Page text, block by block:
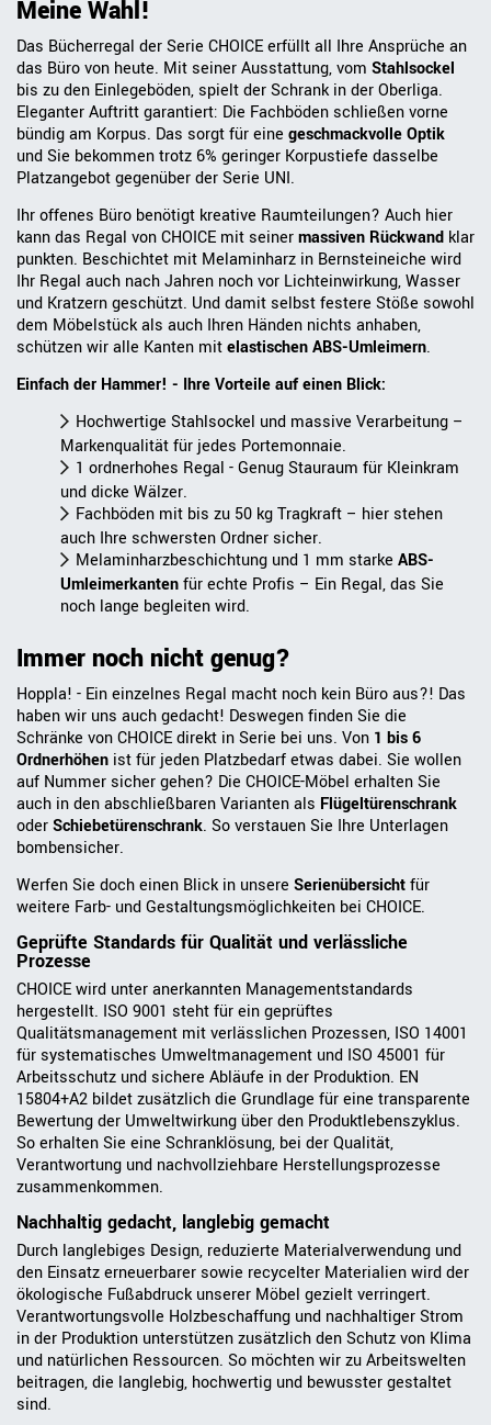
Meine Wahl!
Das Bücherregal der Serie CHOICE erfüllt all Ihre Ansprüche an
das Büro von heute. Mit seiner Ausstattung, vom Stahlsockel
bis zu den Einlegeböden, spielt der Schrank in der Oberliga.
Eleganter Auftritt garantiert: Die Fachböden schließen vorne
bündig am Korpus. Das sorgt für eine geschmackvolle Optik
und Sie bekommen trotz 6% geringer Korpustiefe dasselbe
Platzangebot gegenüber der Serie UNI.
Ihr offenes Büro benötigt kreative Raumteilungen? Auch hier
kann das Regal von CHOICE mit seinermassiven Rückwand klar
punkten. Beschichtet mit Melaminharz in Bernsteineiche wird
Ihr Regal auch nach Jahren noch vor Lichteinwirkung, Wasser
und Kratzern geschützt. Und damit selbst festere Stöße sowohl
dem Möbelstück als auch Ihren Händen nichts anhaben,
schützen wir alle Kanten mitelastischen ABS-Umleimern.
Einfach der Hammer! - Ihre Vorteile auf einen Blick:
Hochwertige Stahlsockel und massive Verarbeitung –
Markenqualität für jedes Portemonnaie.
1 ordnerhohes Regal - Genug Stauraum für Kleinkram
und dicke Wälzer.
Fachböden mit bis zu 50 kg Tragkraft – hier stehen
auch Ihre schwersten Ordner sicher.
Melaminharzbeschichtung und 1 mm starke ABS-
Umleimerkantenfür echte Profis – Ein Regal, das Sie
noch lange begleiten wird.
Immer noch nicht genug?
Hoppla! - Ein einzelnes Regal macht noch kein Büro aus?! Das
haben wir uns auch gedacht! Deswegen finden Sie die
Schränke von CHOICE direkt in Serie bei uns. Von 1 bis 6
Ordnerhöhen ist für jeden Platzbedarf etwas dabei. Sie wollen
auf Nummer sicher gehen? Die CHOICE-Möbel erhalten Sie
auch in den abschließbaren Varianten als Flügeltürenschrank
oderSchiebetürenschrank. So verstauen Sie Ihre Unterlagen
bombensicher.
Werfen Sie doch einen Blick in unsere Serienübersichtfür
weitere Farb- und Gestaltungsmöglichkeiten bei CHOICE.
Geprüfte Standards für Qualität und verlässliche
Prozesse
CHOICE wird unter anerkannten Managementstandards
hergestellt. ISO 9001 steht für ein geprüftes
Qualitätsmanagement mit verlässlichen Prozessen, ISO 14001
für systematisches Umweltmanagement und ISO 45001 für
Arbeitsschutz und sichere Abläufe in der Produktion. EN
15804+A2 bildet zusätzlich die Grundlage für eine transparente
Bewertung der Umweltwirkung über den Produktlebenszyklus.
So erhalten Sie eine Schranklösung, bei der Qualität,
Verantwortung und nachvollziehbare Herstellungsprozesse
zusammenkommen.
Nachhaltig gedacht, langlebig gemacht
Durch langlebiges Design, reduzierte Materialverwendung und
den Einsatz erneuerbarer sowie recycelter Materialien wird der
ökologische Fußabdruck unserer Möbel gezielt verringert.
Verantwortungsvolle Holzbeschaffung und nachhaltiger Strom
in der Produktion unterstützen zusätzlich den Schutz von Klima
und natürlichen Ressourcen. So möchten wir zu Arbeitswelten
beitragen, die langlebig, hochwertig und bewusster gestaltet
sind.